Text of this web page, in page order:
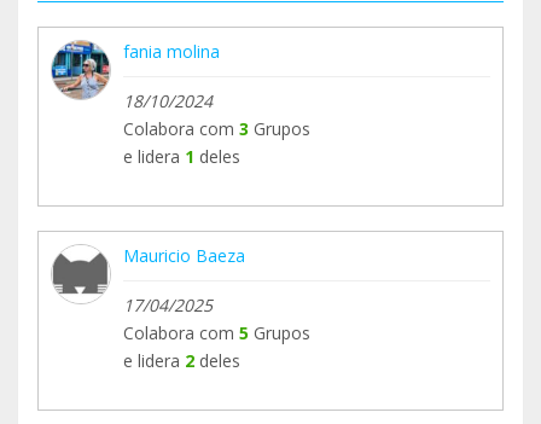
fania molina
18/10/2024
Colabora com 3 Grupos
e lidera 1 deles
Mauricio Baeza
17/04/2025
Colabora com 5 Grupos
e lidera 2 deles